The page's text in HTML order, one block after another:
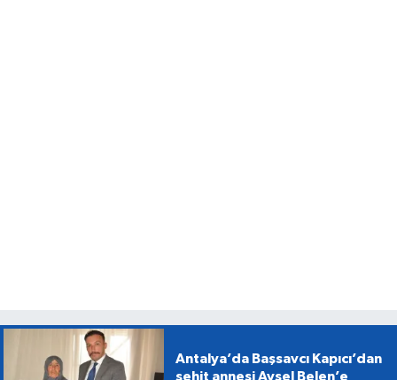
Antalya’da Başsavcı Kapıcı’dan
şehit annesi Aysel Belen’e